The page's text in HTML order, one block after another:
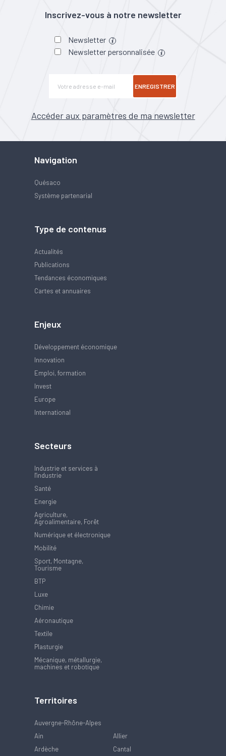
Inscrivez-vous à notre newsletter
Newsletter
Newsletter personnalisée
ENREGISTRER
Accéder aux paramètres de ma newsletter
Navigation
Quésaco
Système partenarial
Type de contenus
Actualités
Publications
Tendances économiques
Cartes et annuaires
Enjeux
Développement économique
Innovation
Emploi, formation
Invest
Europe
International
Secteurs
Industrie et services à
l'industrie
Santé
Energie
Agriculture,
Agroalimentaire, Forêt
Numérique et électronique
Mobilité
Sport, Montagne,
Tourisme
BTP
Luxe
Chimie
Aéronautique
Textile
Plasturgie
Mécanique, métallurgie,
machines et robotique
Territoires
Auvergne-Rhône-Alpes
Ain
Allier
Ardèche
Cantal